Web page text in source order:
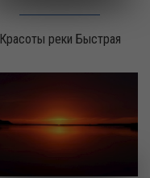
Красоты реки Быстрая